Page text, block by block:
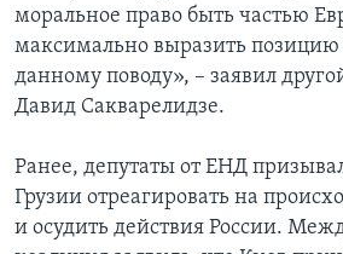
моральное право быть частью
максимально выразить
данному поводу», – заявил
Давид Сакварелидзе.
Ранее, депутаты от ЕНД
Грузии отреагировать на
и осудить действия России.